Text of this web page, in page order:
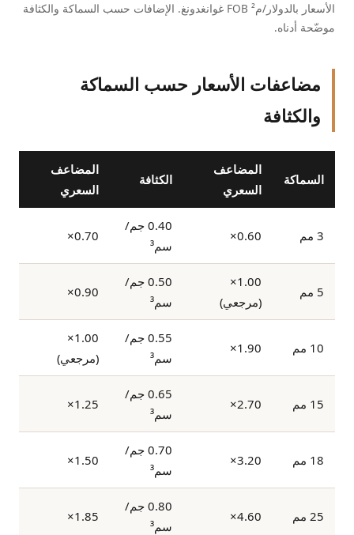
الأسعار بالدولار/م² FOB غوانغدونغ. الإضافات حسب السماكة والكثافة
موضّحة أدناه.
مضاعفات الأسعار حسب السماكة
والكثافة
السماكة
المضاعف
السعري
الكثافة
المضاعف
السعري
3 مم 0.60×
0.40 جم/
سم³
0.70×
5 مم
1.00×
(مرجعي)
0.50 جم/
سم³
0.90×
10 مم 1.90×
0.55 جم/
سم³
1.00×
(مرجعي)
15 مم 2.70×
0.65 جم/
سم³
1.25×
18 مم 3.20×
0.70 جم/
سم³
1.50×
25 مم 4.60×
0.80 جم/
سم³
1.85×